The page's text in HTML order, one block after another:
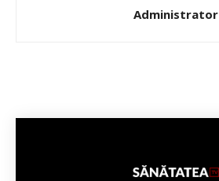
Administrator